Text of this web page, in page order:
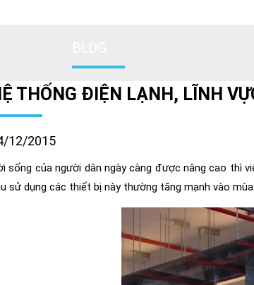
THỐNG ĐIỆN LẠNH, LĨNH
12/2015
sống của người dân ngày càng được nâng cao thì
sử dụng các thiết bị này thường tăng mạnh vào